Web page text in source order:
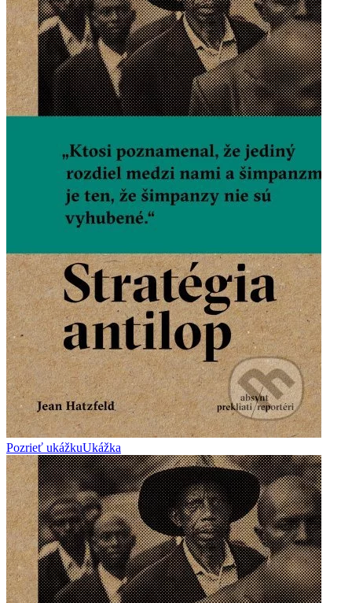
Pozrieť ukážkuUkážka